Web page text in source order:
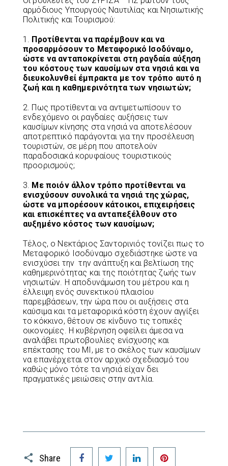
αρμόδιους Υπουργούς Ναυτιλίας και Νησιωτικής
Πολιτικής και Τουρισμού:
1. Προτίθενται να παρέμβουν και να
προσαρμόσουν το Μεταφορικό Ισοδύναμο,
ώστε να ανταποκρίνεται στη ραγδαία αύξηση
του κόστους των καυσίμων στα νησιά και να
διευκολυνθεί έμπρακτα με τον τρόπο αυτό η
ζωή και η καθημερινότητα των νησιωτών;
2. Πως προτίθενται να αντιμετωπίσουν το
ενδεχόμενο οι ραγδαίες αυξήσεις των
καυσίμων κίνησης στα νησιά να αποτελέσουν
αποτρεπτικό παράγονται για την προσέλευση
τουριστών, σε μέρη που αποτελούν
παραδοσιακά κορυφαίους τουριστικούς
προορισμούς;
3. Με ποιόν άλλον τρόπο προτίθενται να
ενισχύσουν συνολικά τα νησιά της χώρας,
ώστε να μπορέσουν κάτοικοι, επιχειρήσεις
και επισκέπτες να ανταπεξέλθουν στο
αυξημένο κόστος των καυσίμων;
Τέλος, ο Νεκτάριος Σαντορινιός τονίζει πως το
Μεταφορικό Ισοδύναμο σχεδιάστηκε ώστε να
ενισχύσει την την ανάπτυξη και βελτίωση της
καθημερινότητας και της ποιότητας ζωής των
νησιωτών. Η αποδυνάμωση του μέτρου και η
έλλειψη ενός συνεκτικού πλαισίου
παρεμβάσεων, την ώρα που οι αυξήσεις στα
καύσιμα και τα μεταφορικά κόστη έχουν αγγίξει
το κόκκινο, θέτουν σε κίνδυνο τις τοπικές
οικονομίες. Η κυβέρνηση οφείλει άμεσα να
αναλάβει πρωτοβουλίες ενίσχυσης και
επέκτασης του ΜΙ, με το σκέλος των καυσίμων
να επανέρχεται στον αρχικό σχεδιασμό του
καθώς μόνο τότε τα νησιά είχαν δει
πραγματικές μειώσεις στην αντλία.
Share
Facebook Twitter LinkedIn